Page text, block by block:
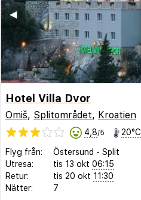
◀︎
Hotel Villa Dvor
Omiš, Splitområdet, Kroatien
4,8/5 20°C
Flyg från: Östersund - Split
Utresa:
tis 13 okt 06:15
Retur:
tis 20 okt 11:30
Nätter:
7